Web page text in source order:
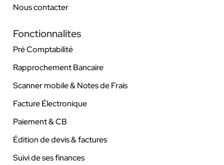
Nous contacter
Fonctionnalites
Pré Comptabilité
Rapprochement Bancaire
Scanner mobile & Notes de Frais
Facture Électronique
Paiement & CB
Édition de devis & factures
Suivi de ses finances